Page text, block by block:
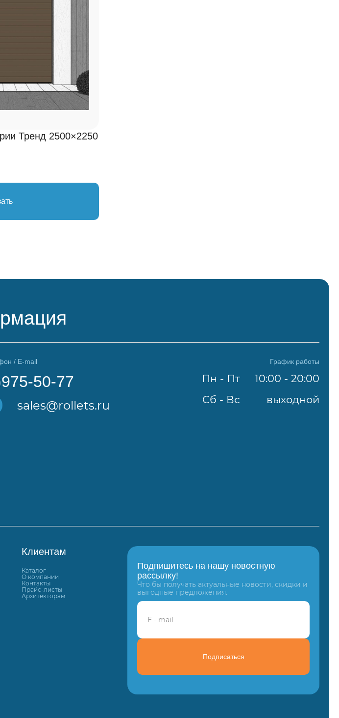
Тренд 2500×2250
/ E-mail
50-77
sales@rollets.ru
График работы
Пн - Пт
10:00 - 20:00
Сб - Вс
выходной
Клиентам
Каталог
О компании
Контакты
Прайс-листы
Архитекторам
Подпишитесь на нашу новостную
рассылку!
Что бы получать актуальные новости, скидки и
выгодные предложения.
Подписаться